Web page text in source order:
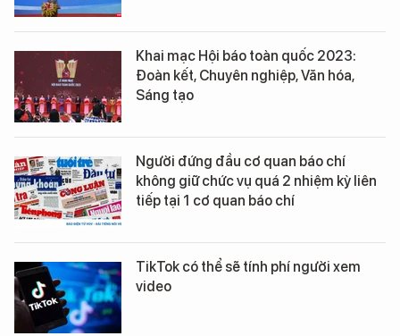
Khai mạc Hội báo toàn quốc 2023:
Đoàn kết, Chuyên nghiệp, Văn hóa,
Sáng tạo
Người đứng đầu cơ quan báo chí
không giữ chức vụ quá 2 nhiệm kỳ liên
tiếp tại 1 cơ quan báo chí
TikTok có thể sẽ tính phí người xem
video